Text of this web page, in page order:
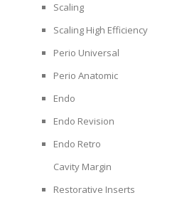
Scaling
Scaling High Efficiency
Perio Universal
Perio Anatomic
Endo
Endo Revision
Endo Retro
Cavity Margin
Restorative Inserts